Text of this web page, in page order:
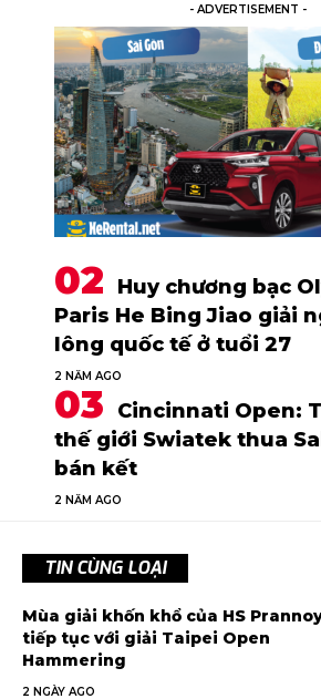
- ADVERTISEMENT -
Huy chương bạc
Paris He Bing Jiao giải
lông quốc tế ở tuổi 27
2 NĂM AGO
Cincinnati Open:
thế giới Swiatek thua
bán kết
2 NĂM AGO
TIN CÙNG LOẠI
Mùa giải khốn khổ của HS
tiếp tục với giải Taipei Open
Hammering
2 NGÀY AGO